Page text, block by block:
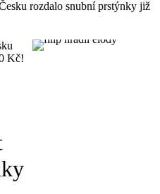
rozdalo snubní prstýnky již
Kč!